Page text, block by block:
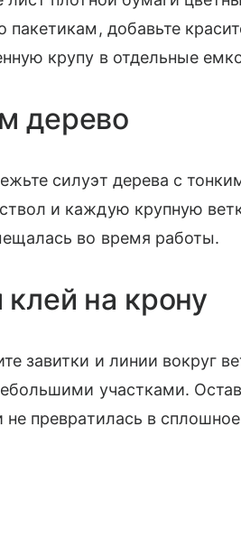
пакетикам, добавьте
крупу в отдельные
дерево
силуэт дерева с
и каждую крупную
во время работы.
на крону
завитки и линии вокруг
участками.
не превратилась в